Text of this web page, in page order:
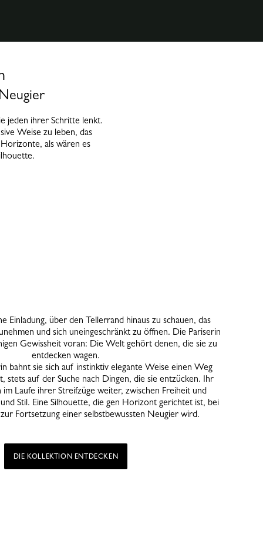
jeden ihrer Schritte lenkt.
Weise zu leben, das
als wären es
Einladung, über den Tellerrand hinaus zu schauen, das
und sich uneingeschränkt zu öffnen. Die Pariserin
Gewissheit voran: Die Welt gehört denen, die sie zu
entdecken wagen.
bahnt sie sich auf instinktiv elegante Weise einen Weg
stets auf der Suche nach Dingen, die sie entzücken. Ihr
Laufe ihrer Streifzüge weiter, zwischen Freiheit und
Stil. Eine Silhouette, die gen Horizont gerichtet ist, bei
Fortsetzung einer selbstbewussten Neugier wird.
DIE KOLLEKTION ENTDECKEN